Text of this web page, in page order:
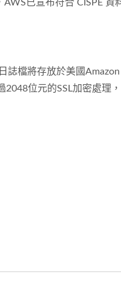
已宣布符合 CISPE 資
檔將存放於美國Amazon
位元的SSL加密處理